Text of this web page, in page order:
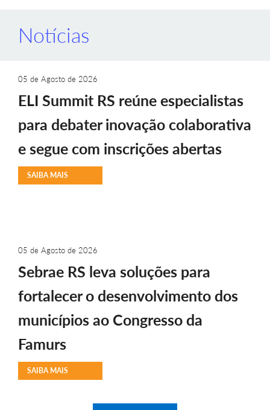
Notícias
05 de Agosto de 2026
ELI Summit RS reúne especialistas
para debater inovação colaborativa
e segue com inscrições abertas
SAIBA MAIS
05 de Agosto de 2026
Sebrae RS leva soluções para
fortalecer o desenvolvimento dos
municípios ao Congresso da
Famurs
SAIBA MAIS